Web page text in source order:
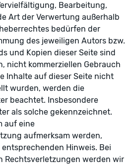
Bearbeitung,
Art der Verwertung außerhalb
bedürfen der
des jeweiligen Autors bzw.
und Kopien dieser Seite sind
nicht kommerziellen Gebrauch
Inhalte auf dieser Seite nicht
wurden, werden die
beachtet. Insbesondere
als solche gekennzeichnet.
auf eine
aufmerksam werden,
Hinweis. Bei
Rechtsverletzungen werden wir